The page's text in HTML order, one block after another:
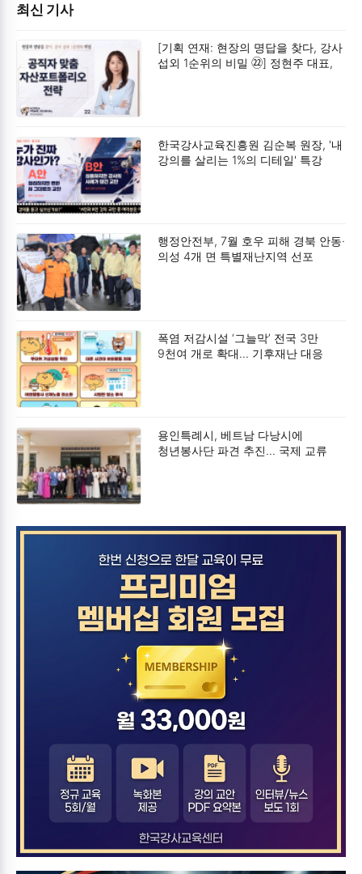
최신 기사
[기획 연재: 현장의 명답을 찾다, 강사
섭외 1순위의 비밀 ㉒] 정현주 대표,
한국강사교육진흥원 김순복 원장, '내
강의를 살리는 1%의 디테일' 특강
행정안전부, 7월 호우 피해 경북 안동·
의성 4개 면 특별재난지역 선포
폭염 저감시설 ‘그늘막’ 전국 3만
9천여 개로 확대… 기후재난 대응
용인특례시, 베트남 다낭시에
청년봉사단 파견 추진… 국제 교류